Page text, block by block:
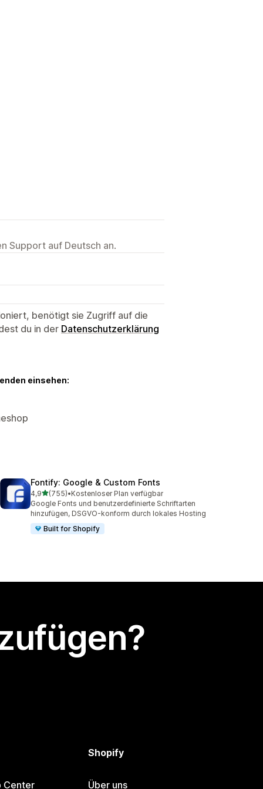
Support auf Deutsch an.
benötigt sie Zugriff auf die
du in der Datenschutzerklärung
einsehen:
Fontify: Google & Custom Fonts
4,9von 5 Sternen
(755)
755 Rezensionen insgesamt
•Kostenloser Plan verfügbar
Google Fonts und benutzerdefinierte Schriftarten
hinzufügen, DSGVO-konform durch lokales Hosting
Built for Shopify
Center
Shopify
Über uns